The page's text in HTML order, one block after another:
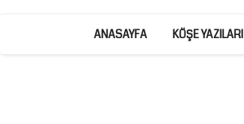
ANASAYFA KÖŞE YAZILARI